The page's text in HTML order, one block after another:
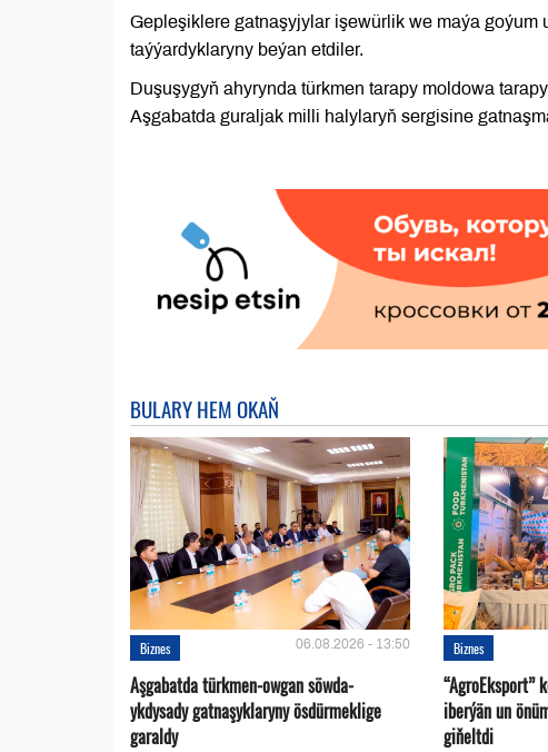
Gepleşiklere gatnaşyjylar işewürlik we maýa
taýýardyklaryny beýan etdiler.
Duşuşygyň ahyrynda türkmen tarapy moldowa
Aşgabatda guraljak milli halylaryň sergisine
BULARY HEM OKAŇ
Biznes 06.08.2026 - 13:50
Aşgabatda türkmen-owgan söwda-
ykdysady gatnaşyklaryny ösdürmeklige
garaldy
Biznes
“AgroEksport”
iberýän un
giňeltdi